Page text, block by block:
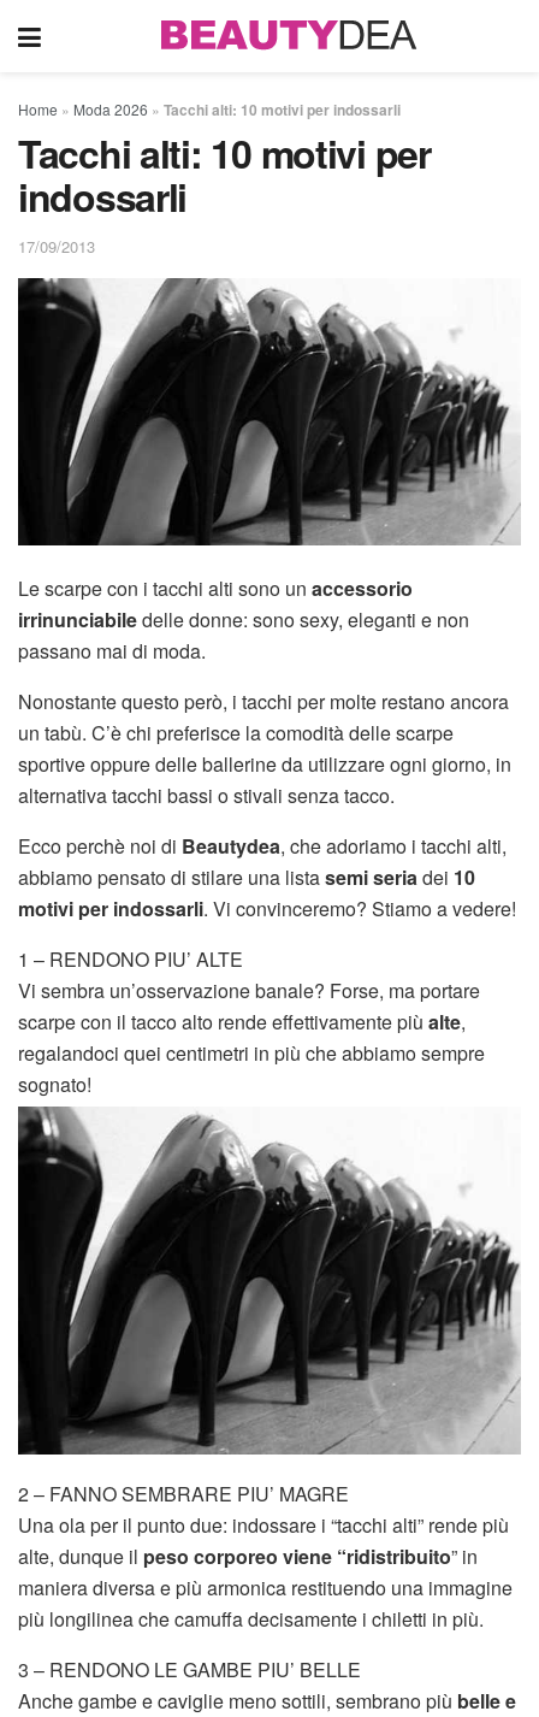
Home » Moda 2026 » Tacchi alti: 10 motivi per indossarli
Tacchi alti: 10 motivi per
indossarli
17/09/2013
Le scarpe con i tacchi alti sono un accessorio
irrinunciabiledelle donne: sono sexy, eleganti e non
passano mai di moda.
Nonostante questo però, i tacchi per molte restano ancora
un tabù. C’è chi preferisce la comodità delle scarpe
sportive oppure delle ballerine da utilizzare ogni giorno, in
alternativa tacchi bassi o stivali senza tacco.
Ecco perchè noi di Beautydea, che adoriamo i tacchi alti,
abbiamo pensato di stilare una listasemi seria dei 10
motivi per indossarli. Vi convinceremo? Stiamo a vedere!
1 – RENDONO PIU’ ALTE
Vi sembra un’osservazione banale? Forse, ma portare
scarpe con il tacco alto rende effettivamente più alte,
regalandoci quei centimetri in più che abbiamo sempre
sognato!
2 – FANNO SEMBRARE PIU’ MAGRE
Una ola per il punto due: indossare i “tacchi alti” rende più
alte, dunque il peso corporeo viene “ridistribuito” in
maniera diversa e più armonica restituendo una immagine
più longilinea che camuffa decisamente i chiletti in più.
3 – RENDONO LE GAMBE PIU’ BELLE
Anche gambe e caviglie meno sottili, sembrano più belle e